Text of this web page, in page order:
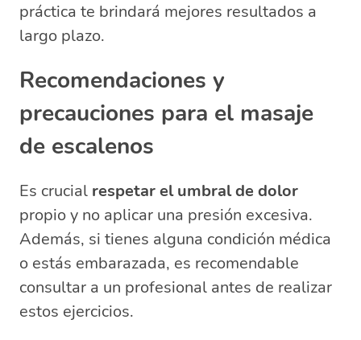
práctica te brindará mejores resultados a
largo plazo.
Recomendaciones y
precauciones para el masaje
de escalenos
Es crucial respetar el umbral de dolor
propio y no aplicar una presión excesiva.
Además, si tienes alguna condición médica
o estás embarazada, es recomendable
consultar a un profesional antes de realizar
estos ejercicios.